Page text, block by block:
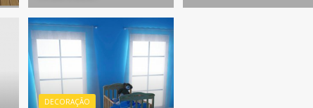
DECORAÇÃO